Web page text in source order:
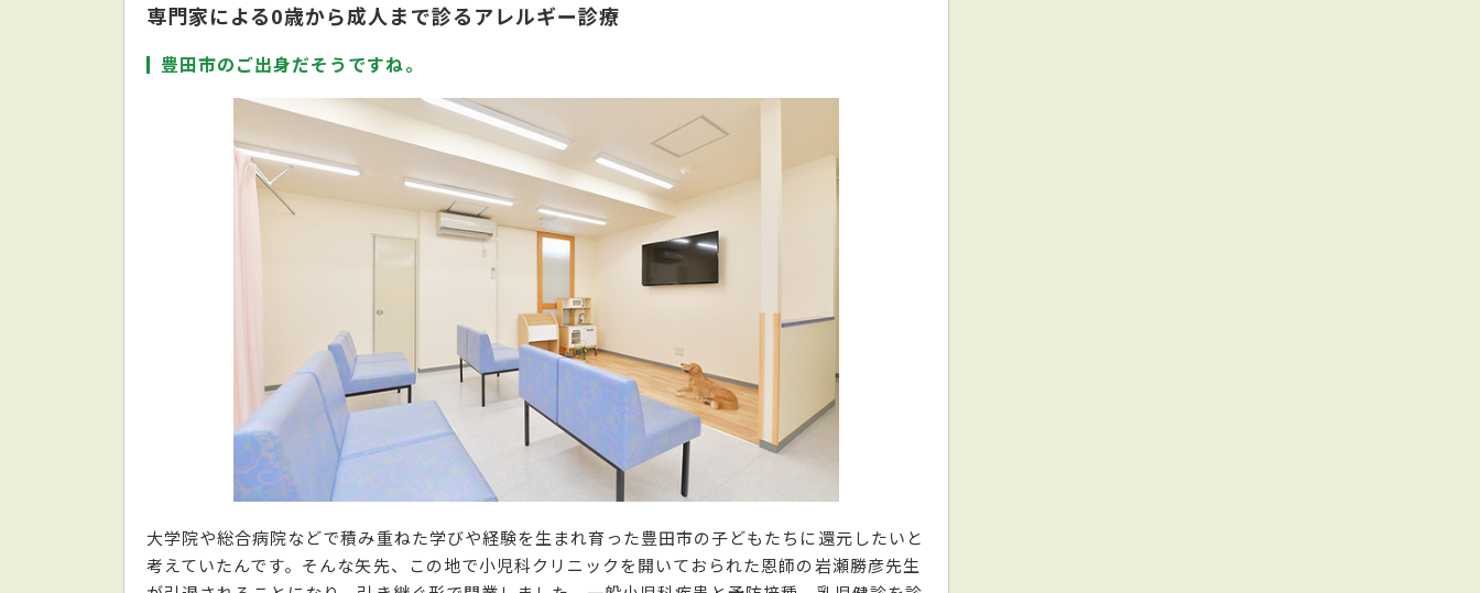
専門家による0歳から成人まで診るアレルギー診療
豊田市のご出身だそうですね。
大学院や総合病院などで積み重ねた学びや経験を生まれ育った豊田市の子どもたちに還元したいと
考えていたんです。そんな矢先、この地で小児科クリニックを開いておられた恩師の岩瀬勝彦先生